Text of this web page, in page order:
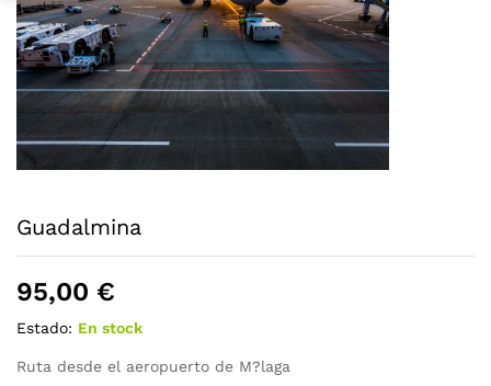
Guadalmina
95,00 €
Estado: En stock
Ruta desde el aeropuerto de M?laga